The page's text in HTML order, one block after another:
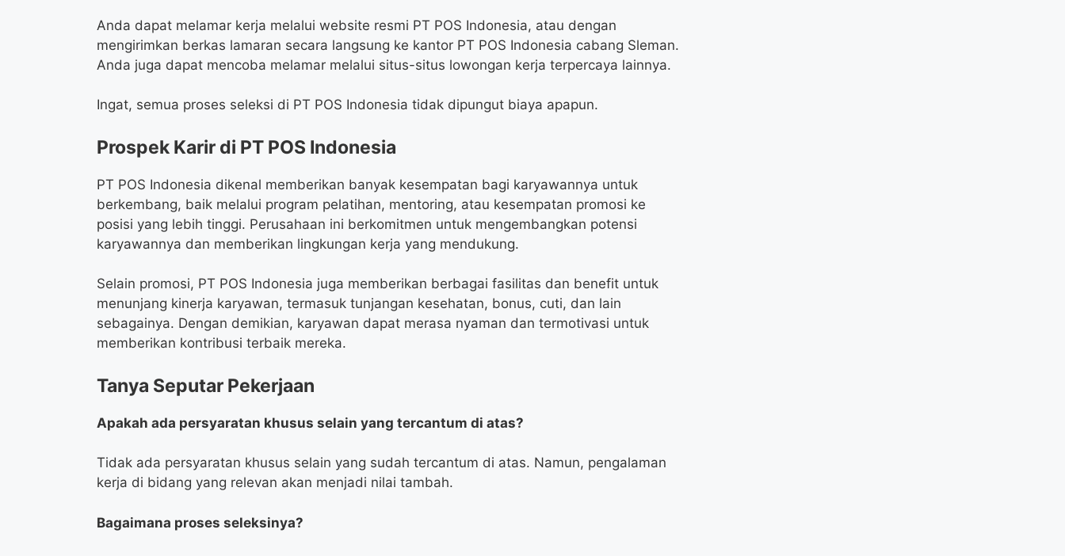
Anda dapat melamar kerja melalui website resmi PT POS Indonesia, atau dengan
mengirimkan berkas lamaran secara langsung ke kantor PT POS Indonesia cabang Sleman.
Anda juga dapat mencoba melamar melalui situs-situs lowongan kerja terpercaya lainnya.
Ingat, semua proses seleksi di PT POS Indonesia tidak dipungut biaya apapun.
Prospek Karir di PT POS Indonesia
PT POS Indonesia dikenal memberikan banyak kesempatan bagi karyawannya untuk
berkembang, baik melalui program pelatihan, mentoring, atau kesempatan promosi ke
posisi yang lebih tinggi. Perusahaan ini berkomitmen untuk mengembangkan potensi
karyawannya dan memberikan lingkungan kerja yang mendukung.
Selain promosi, PT POS Indonesia juga memberikan berbagai fasilitas dan benefit untuk
menunjang kinerja karyawan, termasuk tunjangan kesehatan, bonus, cuti, dan lain
sebagainya. Dengan demikian, karyawan dapat merasa nyaman dan termotivasi untuk
memberikan kontribusi terbaik mereka.
Tanya Seputar Pekerjaan
Apakah ada persyaratan khusus selain yang tercantum di atas?
Tidak ada persyaratan khusus selain yang sudah tercantum di atas. Namun, pengalaman
kerja di bidang yang relevan akan menjadi nilai tambah.
Bagaimana proses seleksinya?